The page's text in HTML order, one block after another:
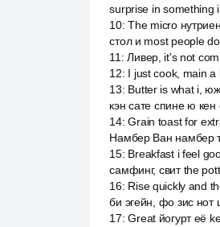
surprise in something
10:The micro
стол и most people
11 :Ливер, it's not
12: I just cook, main
13: Butter is what i,
кэн сате спине ю кен
14:Grain toast for
Намбер Ван намбер
15: Breakfast i feel
самфинг, свит the
16: Rise quickly and
би эгейн, фо зис
17:Great йогурт её